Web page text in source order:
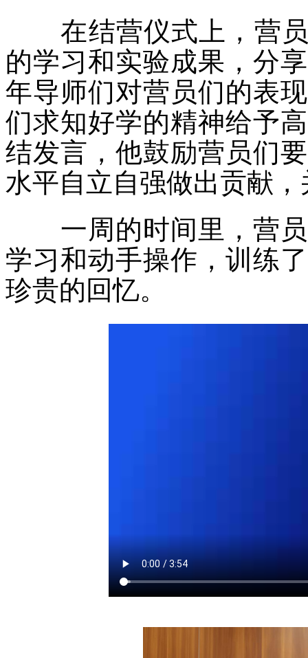
在结营仪式上，营
的学习和实验成果，分
年导师们对营员们的表
们求知好学的精神给予
结发言，他鼓励营员们
水平自立自强做出贡献
一周的时间里，营
学习和动手操作，训练
珍贵的回忆。